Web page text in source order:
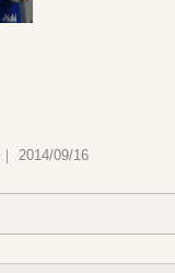
｜ 2014/09/16